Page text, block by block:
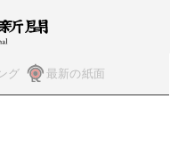
グ 最新の紙面